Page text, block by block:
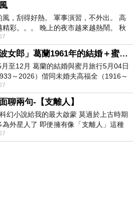
風，刮得好熱。 軍事演習，不外出。 高
精彩。。。 晚上的夜市越來越熱鬧。 秋
很熱 夜遊消暑熱。。。
AI「曼波女郎」葛蘭1961年的結婚＋蜜月旅行 #戀上老電影 #葛蘭 #粟子
至12月 葛蘭的結婚與蜜月旅行5月04日
～2026）偕同未婚夫高福全（1916～
郵輪赴倫敦6月15日於英國倫敦St.S
聊兩句-【支離人】
幻小說給我的最大啟蒙 莫過於上古時期
為外星人了 即便擁有像「支離人」這種
神通法門 也未必讀